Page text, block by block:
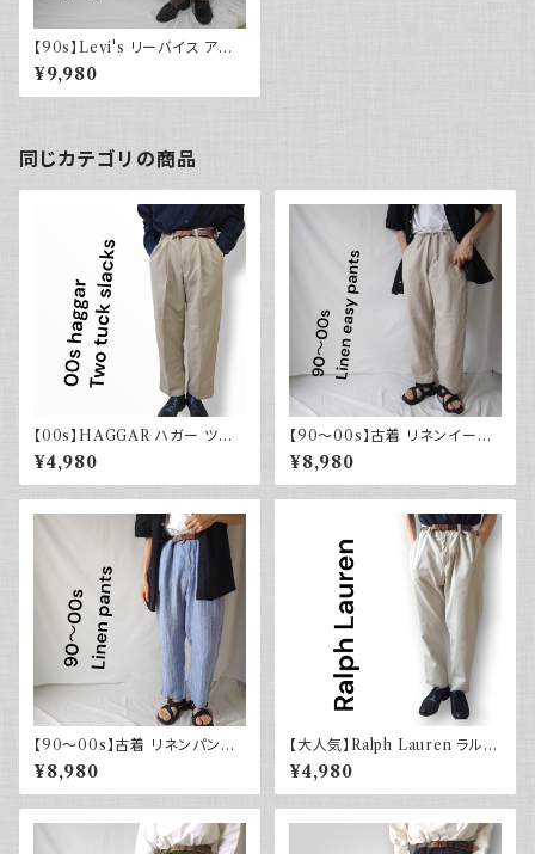
【90s】Levi's リーバイス アク
ションスラックス ブラウン
¥9,980
同じカテゴリの商品
【00s】HAGGAR ハガー ツー
タックスラックス ポリエステル
ベージュ 古着 34 29
¥4,980
【90～00s】古着 リネンイージ
ーパンツ 夏 32×30 APT9 カジ
ュアル
¥8,980
【90～00s】古着 リネンパンツ
ストライプ ライトブルー 夏 スラ
ックス
¥8,980
【大人気】Ralph Lauren ラルフ
ローレン チノパン アイボリー
¥4,980